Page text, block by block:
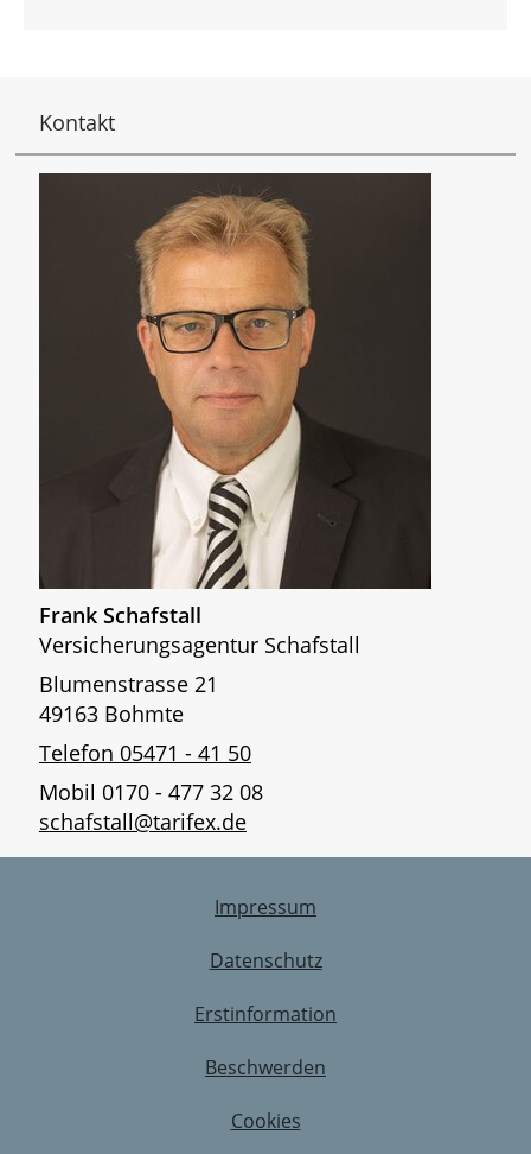
Kontakt
Frank Schafstall
Versicherungsagentur Schafstall
Blumenstrasse 21
49163 Bohmte
Telefon 05471 - 41 50
Mobil 0170 - 477 32 08
schafstall@tarifex.de
Impressum
Datenschutz
Erstinformation
Beschwerden
Cookies